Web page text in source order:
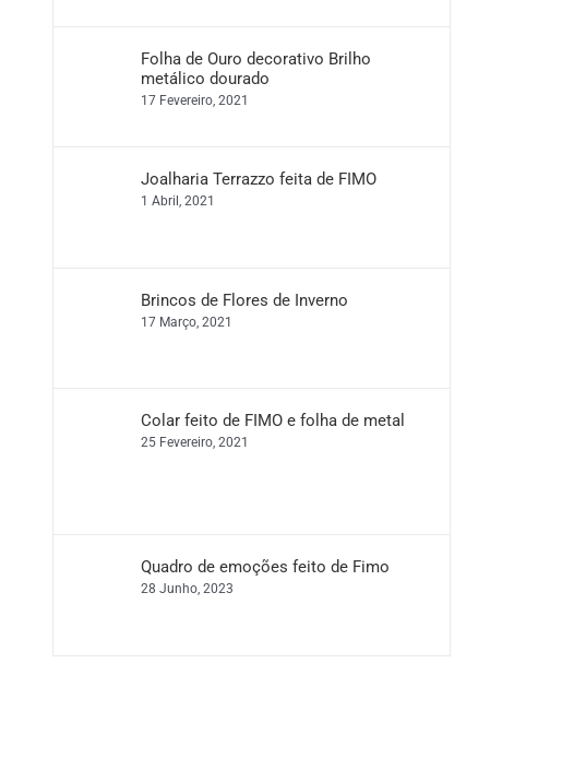
Folha de Ouro decorativo Brilho
metálico dourado
17 Fevereiro, 2021
Joalharia Terrazzo feita de FIMO
1 Abril, 2021
Brincos de Flores de Inverno
17 Março, 2021
Colar feito de FIMO e folha de metal
25 Fevereiro, 2021
Quadro de emoções feito de Fimo
28 Junho, 2023